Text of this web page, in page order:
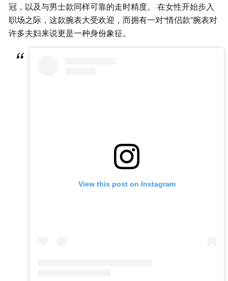
冠，以及与男士款同样可靠的走时精度。 在女性开始步入
职场之际，这款腕表大受欢迎，而拥有一对“情侣款”腕表对
许多夫妇来说更是一种身份象征。
View this post on Instagram